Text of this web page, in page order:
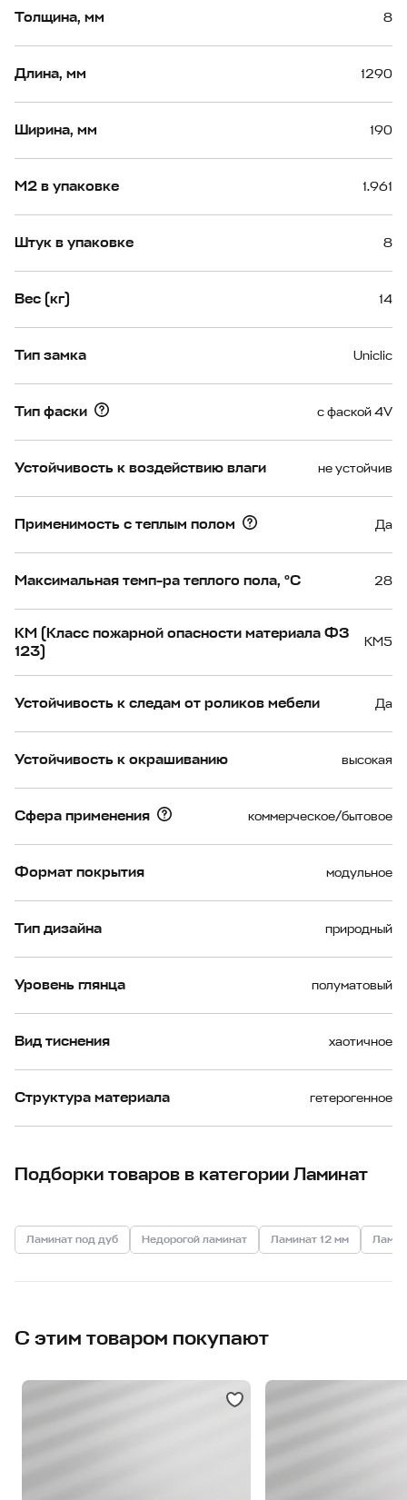
Толщина, мм 8
Длина, мм 1290
Ширина, мм 190
М2 в упаковке 1.961
Штук в упаковке 8
Вес (кг) 14
Тип замка Uniclic
Тип фаски с фаской 4V
Устойчивость к воздействию влаги не устойчив
Применимость с теплым полом Да
Максимальная темп-ра теплого пола, °С 28
КМ (Класс пожарной опасности материала ФЗ
123)
КМ5
Устойчивость к следам от роликов мебели Да
Устойчивость к окрашиванию высокая
Сфера применения коммерческое/бытовое
Формат покрытия модульное
Тип дизайна природный
Уровень глянца полуматовый
Вид тиснения хаотичное
Структура материала гетерогенное
Подборки товаров в категории Ламинат
Ламинат под дуб Недорогой ламинат Ламинат 12 мм
С этим товаром покупают